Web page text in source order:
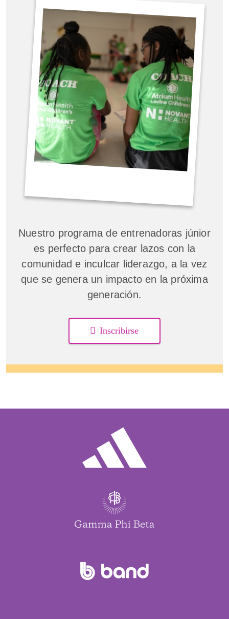
Nuestro programa de entrenadoras júnior
es perfecto para crear lazos con la
comunidad e inculcar liderazgo, a la vez
que se genera un impacto en la próxima
generación.
Inscribirse